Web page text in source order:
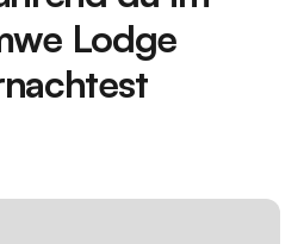
Lodge